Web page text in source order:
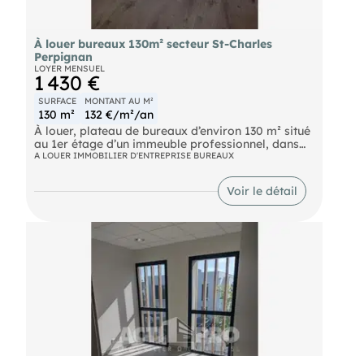
À louer bureaux 130m² secteur St-Charles
Perpignan
LOYER MENSUEL
1 430 €
SURFACE
130 m²
MONTANT AU M²
132 €/m²/an
À louer, plateau de bureaux d’environ 130 m² situé
au 1er étage d’un immeuble professionnel, dans
un secteur dynamique de Perpignan Zone St-
Pour découvrir d'autres biens, rendez-vous sur
notre site !
A LOUER IMMOBILIER D'ENTREPRISE BUREAUX
Voir le détail